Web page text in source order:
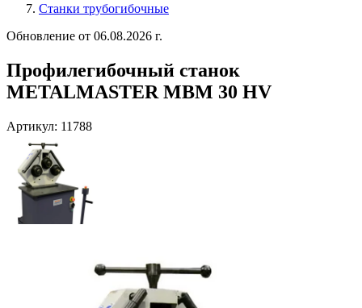
Станки трубогибочные
Обновление от 06.08.2026 г.
Профилегибочный станок
METALMASTER MBM 30 HV
Артикул: 11788